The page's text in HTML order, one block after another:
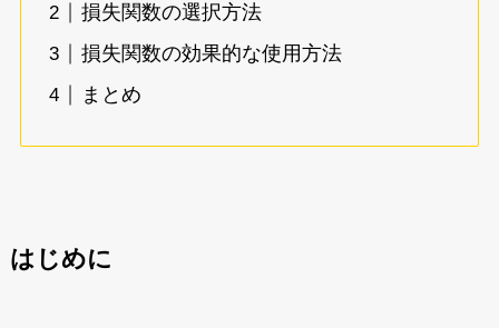
損失関数の選択方法
損失関数の効果的な使用方法
まとめ
はじめに